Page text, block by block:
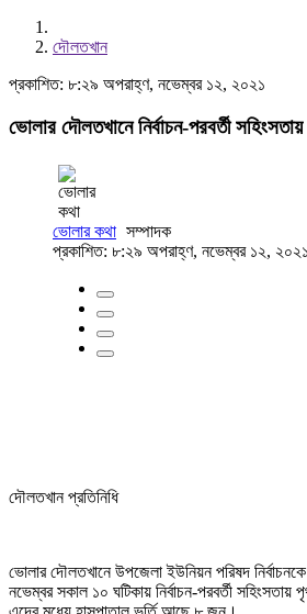
দৌলতখান
প্রকাশিত: ৮:২৯ অপরাহ্ণ, নভেম্বর ১২, ২০২১
ভোলার দৌলতখানে নির্বাচন-পরবর্তী
ভোলার কথা সম্পাদক
প্রকাশিত: ৮:২৯ অপরাহ্ণ, নভেম্বর ১২, ২০২১
দৌলতখান প্রতিনিধি
ভোলার দৌলতখানে উপজেলা ইউনিয়ন পরিষদ
নভেম্বর সকাল ১০ ঘটিকায় নির্বাচন-পরবর্তী